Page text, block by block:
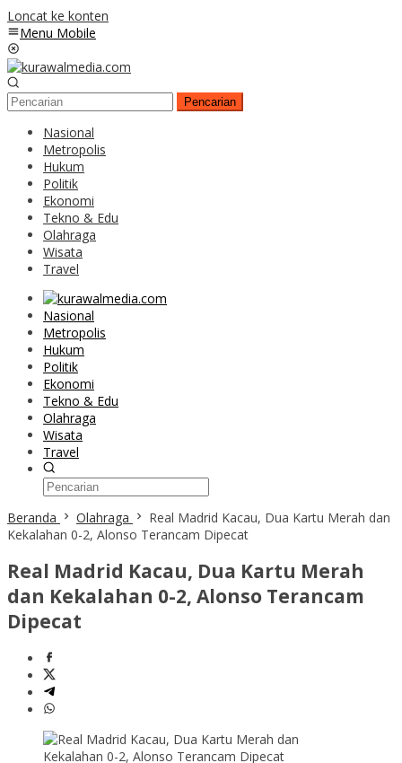
Loncat ke konten
Menu Mobile
Pencarian
Nasional
Metropolis
Hukum
Politik
Ekonomi
Tekno & Edu
Olahraga
Wisata
Travel
Nasional
Metropolis
Hukum
Politik
Ekonomi
Tekno & Edu
Olahraga
Wisata
Travel
Beranda Olahraga
Real Madrid Kacau, Dua Kartu Merah dan
Kekalahan 0-2, Alonso Terancam Dipecat
Real Madrid Kacau, Dua Kartu Merah
dan Kekalahan 0-2, Alonso Terancam
Dipecat